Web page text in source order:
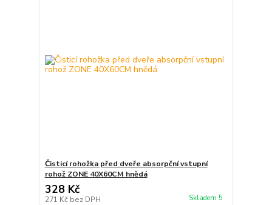
Čisticí rohožka před dveře absorpční vstupní
rohož ZONE 40X60CM hnědá
328 Kč
271 Kč bez DPH Skladem 5